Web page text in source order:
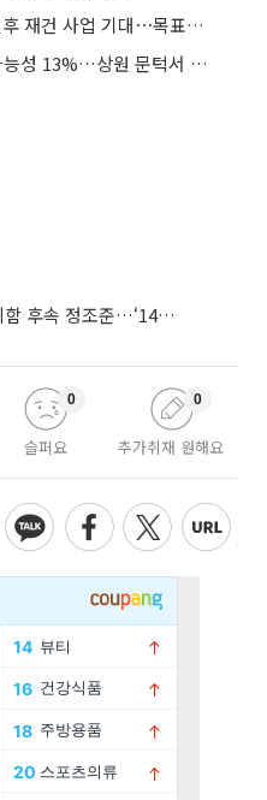
LS證 “GS건설, 원전 수주ㆍ전후 재건 사업 기대⋯목표주가↑”
美 클래리티 법안 연내 통과 가능성 13%…상원 문턱서 제동
준…‘14척+α’ 싹쓸이 노린다
슬퍼요
0
추가취재 원해요
0